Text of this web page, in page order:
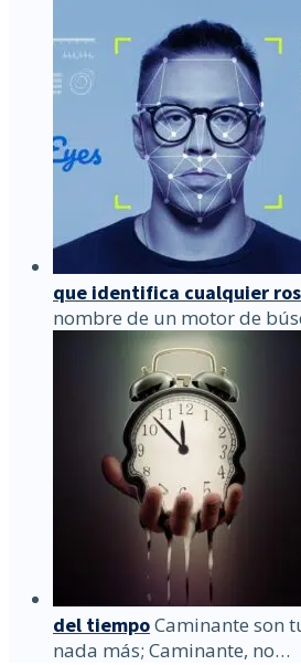
que identifica cualquier
nombre de un motor de
del tiempoCaminante son
nada más; Caminante, no…